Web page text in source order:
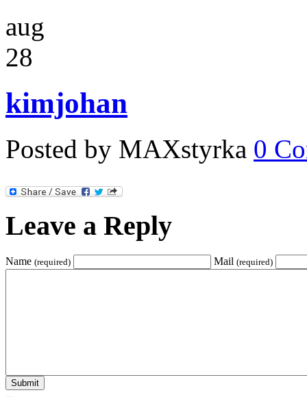
aug
28
kimjohan
Posted by MAXstyrka 0
Leave a Reply
Name (required) Mail (required)